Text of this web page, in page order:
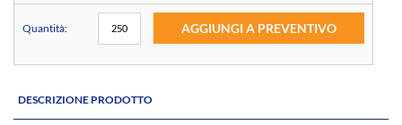
Quantità: AGGIUNGI A PREVENTIVO
DESCRIZIONE PRODOTTO